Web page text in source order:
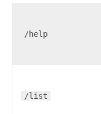
/help
/list